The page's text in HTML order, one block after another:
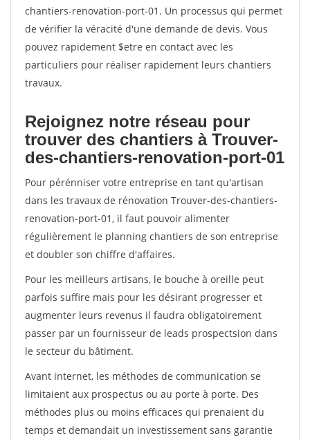
chantiers-renovation-port-01. Un processus qui permet
de vérifier la véracité d'une demande de devis. Vous
pouvez rapidement $etre en contact avec les
particuliers pour réaliser rapidement leurs chantiers
travaux.
Rejoignez notre réseau pour
trouver des chantiers à Trouver-
des-chantiers-renovation-port-01
Pour pérénniser votre entreprise en tant qu'artisan
dans les travaux de rénovation Trouver-des-chantiers-
renovation-port-01, il faut pouvoir alimenter
régulièrement le planning chantiers de son entreprise
et doubler son chiffre d'affaires.
Pour les meilleurs artisans, le bouche à oreille peut
parfois suffire mais pour les désirant progresser et
augmenter leurs revenus il faudra obligatoirement
passer par un fournisseur de leads prospectsion dans
le secteur du bâtiment.
Avant internet, les méthodes de communication se
limitaient aux prospectus ou au porte à porte. Des
méthodes plus ou moins efficaces qui prenaient du
temps et demandait un investissement sans garantie